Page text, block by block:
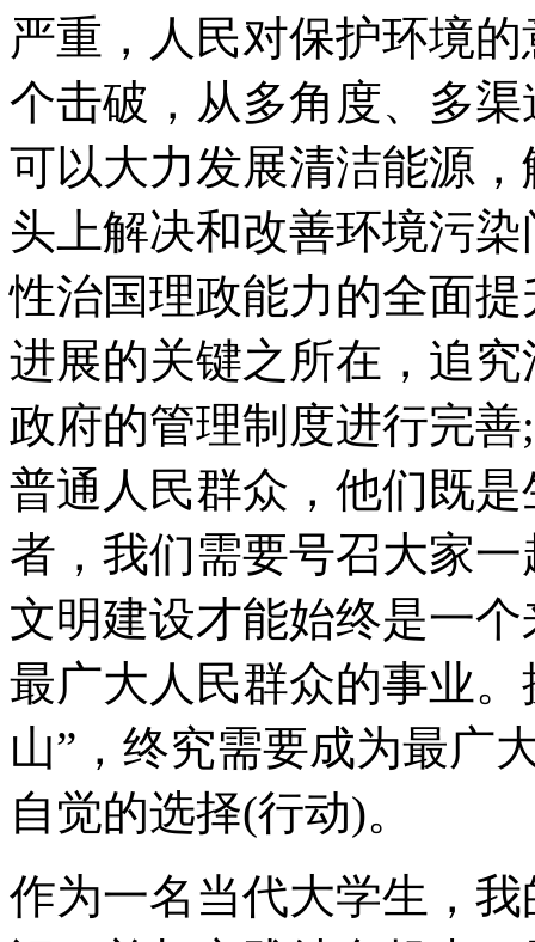
严重，人民对保护环境
个击破，从多角度、多
可以大力发展清洁能源
头上解决和改善环境污
性治国理政能力的全面
进展的关键之所在，追
政府的管理制度进行完
普通人民群众，他们既
者，我们需要号召大家
文明建设才能始终是一
最广大人民群众的事业
山”，终究需要成为最广
自觉的选择(行动)。
作为一名当代大学生，